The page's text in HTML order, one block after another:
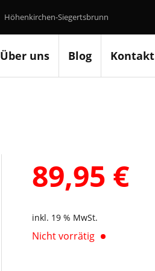
Höhenkirchen-Siegertsbrunn
Über uns Blog Kontakt
89,95 €
inkl. 19 % MwSt.
Nicht vorrätig